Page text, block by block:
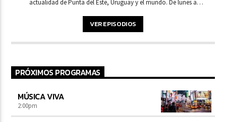
actualidad de Punta del Este, Uruguay y el mundo. De lunes a
VER EPISODIOS
PRÓXIMOS PROGRAMAS
MÚSICA VIVA
2:00pm